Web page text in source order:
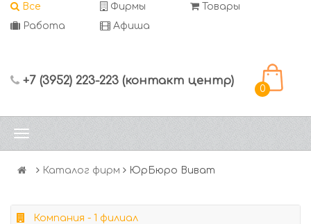
Все Фирмы
Товары
Работа
Афиша
+7 (3952) 223-223 (контакт центр)
0
Каталог фирм ЮрБюро Виват
Компания - 1 филиал